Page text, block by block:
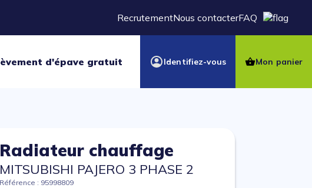
RecrutementNous contacterFAQ
d'épave gratuit Identifiez-vous Mon panier
Radiateur chauffage
MITSUBISHI PAJERO 3 PHASE 2
Référence : 95998809